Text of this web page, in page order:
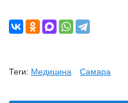
Теги: Медицина Самара